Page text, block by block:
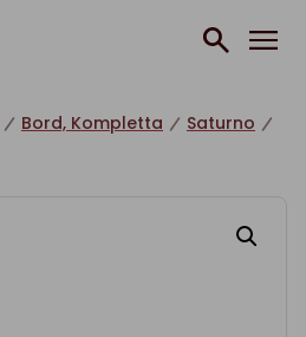
Bord, Kompletta
Saturno